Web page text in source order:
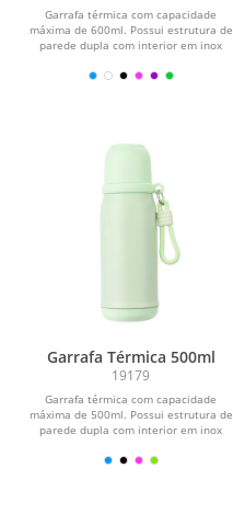
Garrafa térmica com capacidade
máxima de 600ml. Possui estrutura de
parede dupla com interior em inox
Garrafa Térmica 500ml
19179
Garrafa térmica com capacidade
máxima de 500ml. Possui estrutura de
parede dupla com interior em inox